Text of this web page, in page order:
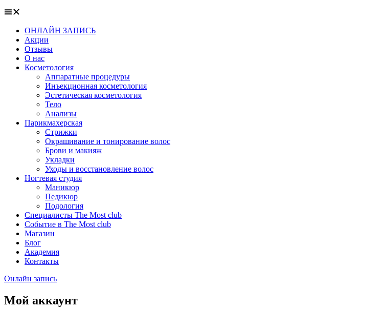
ОНЛАЙН ЗАПИСЬ
Акции
Отзывы
О нас
Косметология
Аппаратные процедуры
Инъекционная косметология
Эстетическая косметология
Тело
Анализы
Парикмахерская
Стрижки
Окрашивание и тонирование волос
Брови и макияж
Укладки
Уходы и восстановление волос
Ногтевая студия
Маникюр
Педикюр
Подология
Специалисты The Most club
Событие в The Most club
Магазин
Блог
Академия
Контакты
Онлайн запись
Мой аккаунт